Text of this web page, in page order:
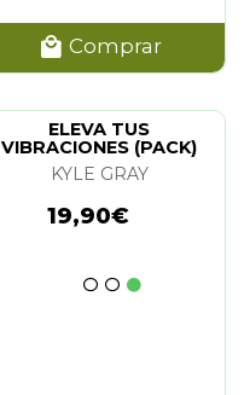
Comprar
ELEVA TUS
VIBRACIONES (PACK)
KYLE GRAY
19,90€